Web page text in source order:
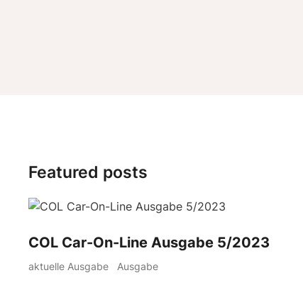
Featured posts
COL Car-On-Line Ausgabe 5/2023
aktuelle Ausgabe Ausgabe